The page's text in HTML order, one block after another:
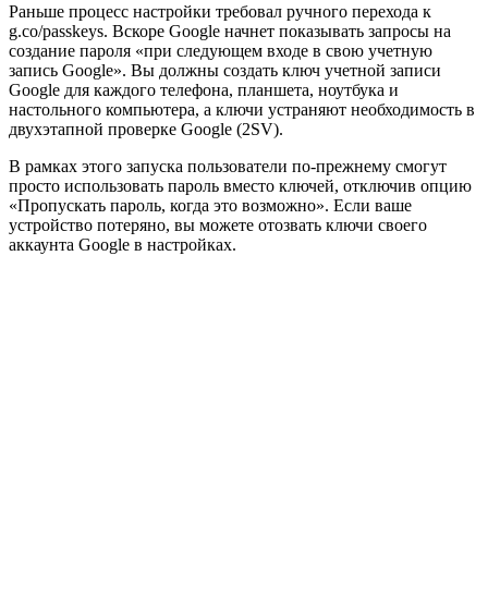
Раньше процесс настройки требовал ручного перехода к
g.co/passkeys. Вскоре Google начнет показывать запросы на
создание пароля «при следующем входе в свою учетную
запись Google». Вы должны создать ключ учетной записи
Google для каждого телефона, планшета, ноутбука и
настольного компьютера, а ключи устраняют необходимость в
двухэтапной проверке Google (2SV).
В рамках этого запуска пользователи по-прежнему смогут
просто использовать пароль вместо ключей, отключив опцию
«Пропускать пароль, когда это возможно». Если ваше
устройство потеряно, вы можете отозвать ключи своего
аккаунта Google в настройках.